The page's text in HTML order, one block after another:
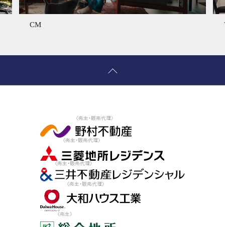
プラウドマガジン
〈売主・販売代理〉
〈売主・販売代理〉
〈売主・販売代理〉
〈売主・販売代理〉
〈売主〉